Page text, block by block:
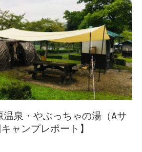
温泉・やぶっちゃの湯（Aサ
ャンプレポート】